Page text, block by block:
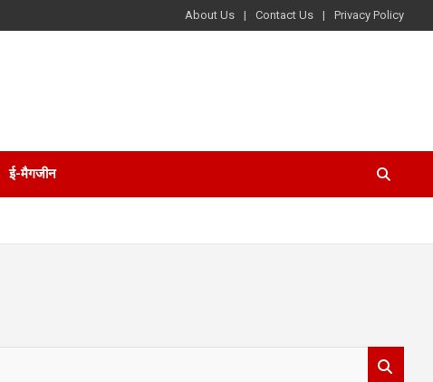
About Us Contact Us Privacy Policy
ई-मैगजीन